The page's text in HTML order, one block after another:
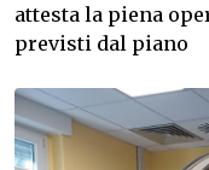
attesta la piena
previsti dal piano